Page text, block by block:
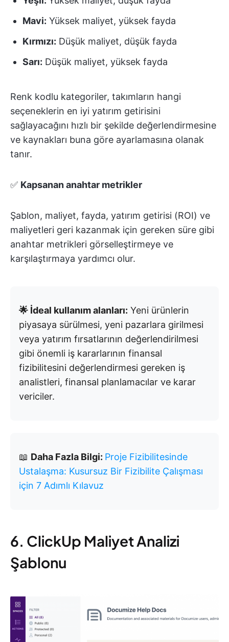
Mavi: Yüksek maliyet, yüksek fayda
Kırmızı: Düşük maliyet, düşük fayda
Sarı: Düşük maliyet, yüksek fayda
Renk kodlu kategoriler, takımların hangi
seçeneklerin en iyi yatırım getirisini
sağlayacağını hızlı bir şekilde değerlendirmesine
ve kaynakları buna göre ayarlamasına olanak
tanır.
✅ Kapsanan anahtar metrikler
Şablon, maliyet, fayda, yatırım getirisi (ROI) ve
maliyetleri geri kazanmak için gereken süre gibi
anahtar metrikleri görselleştirmeye ve
karşılaştırmaya yardımcı olur.
🌟 İdeal kullanım alanları: Yeni ürünlerin
piyasaya sürülmesi, yeni pazarlara girilmesi
veya yatırım fırsatlarının değerlendirilmesi
gibi önemli iş kararlarının finansal
fizibilitesini değerlendirmesi gereken iş
analistleri, finansal planlamacılar ve karar
vericiler.
📖 Daha Fazla Bilgi: Proje Fizibilitesinde
Ustalaşma: Kusursuz Bir Fizibilite Çalışması
için 7 Adımlı Kılavuz
6. ClickUp Maliyet Analizi
Şablonu